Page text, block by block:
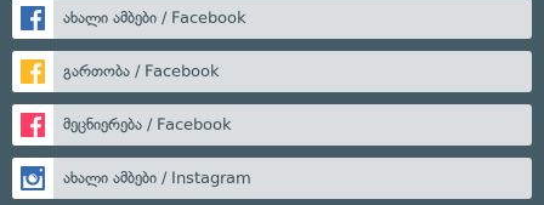
ახალი ამბები / Facebook
გართობა / Facebook
მეცნიერება / Facebook
ახალი ამბები / Instagram